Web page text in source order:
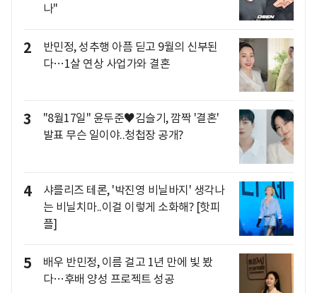
나"
2
반민정, 성추행 아픔 딛고 9월의 신부된
다…1살 연상 사업가와 결혼
3
"8월17일" 윤두준♥김슬기, 깜짝 '결혼'
발표 무슨 일이야..청첩장 공개?
4
샤를리즈 테론, '박진영 비닐바지' 생각나
는 비닐치마..이걸 이렇게 소화해? [핫피
플]
5
배우 반민정, 이름 걸고 1년 만에 빛 봤
다…후배 양성 프로젝트 성공